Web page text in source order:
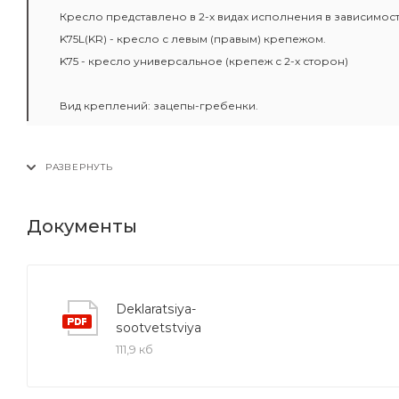
Кресло представлено в 2-х видах исполнения в
K75L(KR) - кресло с левым (правым) крепежом.
K75 - кресло универсальное (крепеж с 2-х сторон)
Вид креплений: зацепы-гребенки.
Документы
Deklaratsiya-
sootvetstviya
111,9 кб